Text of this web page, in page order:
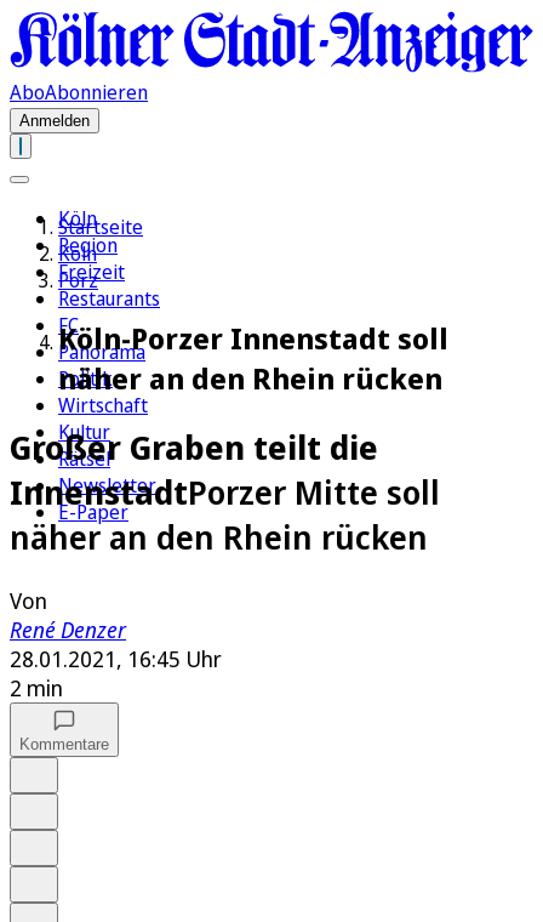
AboAbonnieren
Anmelden
Köln
Region
Freizeit
Restaurants
FC
Panorama
Politik
Wirtschaft
Kultur
Rätsel
Newsletter
E-Paper
Startseite
Köln
Porz
Köln-Porzer Innenstadt soll
näher an den Rhein rücken
Großer Graben teilt die
InnenstadtPorzer Mitte soll
näher an den Rhein rücken
Von
René Denzer
28.01.2021, 16:45 Uhr
2 min
Kommentare